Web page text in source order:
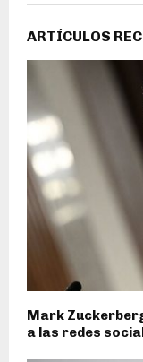
ARTÍCULOS
Mark
a las redes